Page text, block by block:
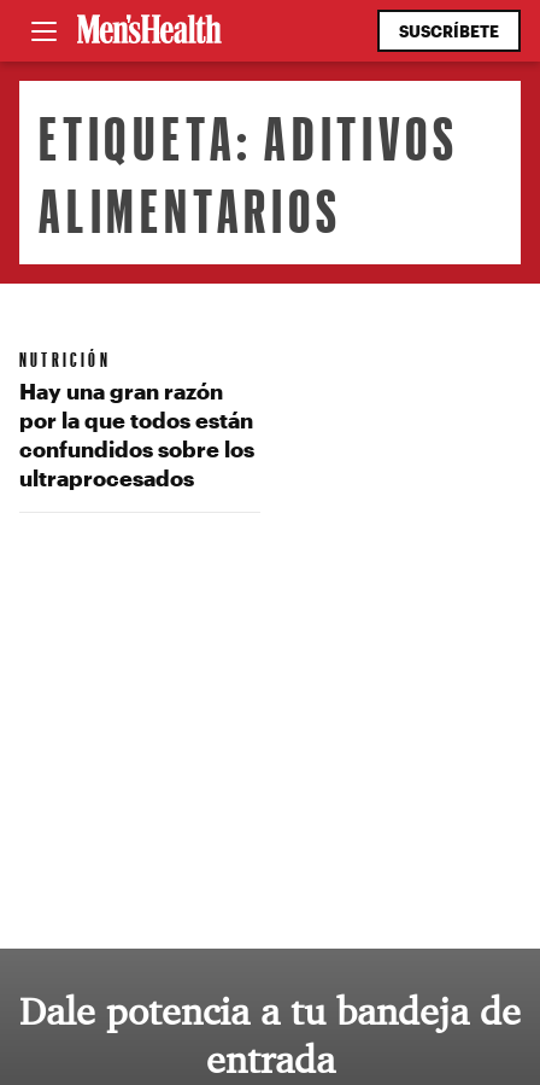
SUSCRÍBETE
ETIQUETA:ADITIVOS
ALIMENTARIOS
NUTRICIÓN
Hay una gran razón
por la que todos están
confundidos sobre los
ultraprocesados
Dale potencia a tu bandeja de
entrada